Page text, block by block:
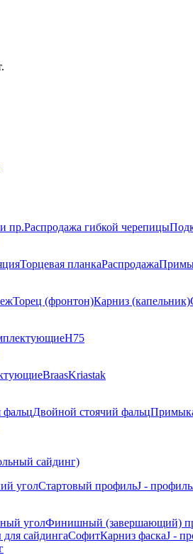
пр.Распродажа гибкой черепицы
Торцевая планкаРаспродажа
Торец (фронтон)Карниз (капельник)
Н75
BraasKriastak
Двойной стоячий фальц
сайдинг)
уголСтартовый профильJ -
уголФинишный (завершающий)
сайдингаСофитКарниз фаскаJ -